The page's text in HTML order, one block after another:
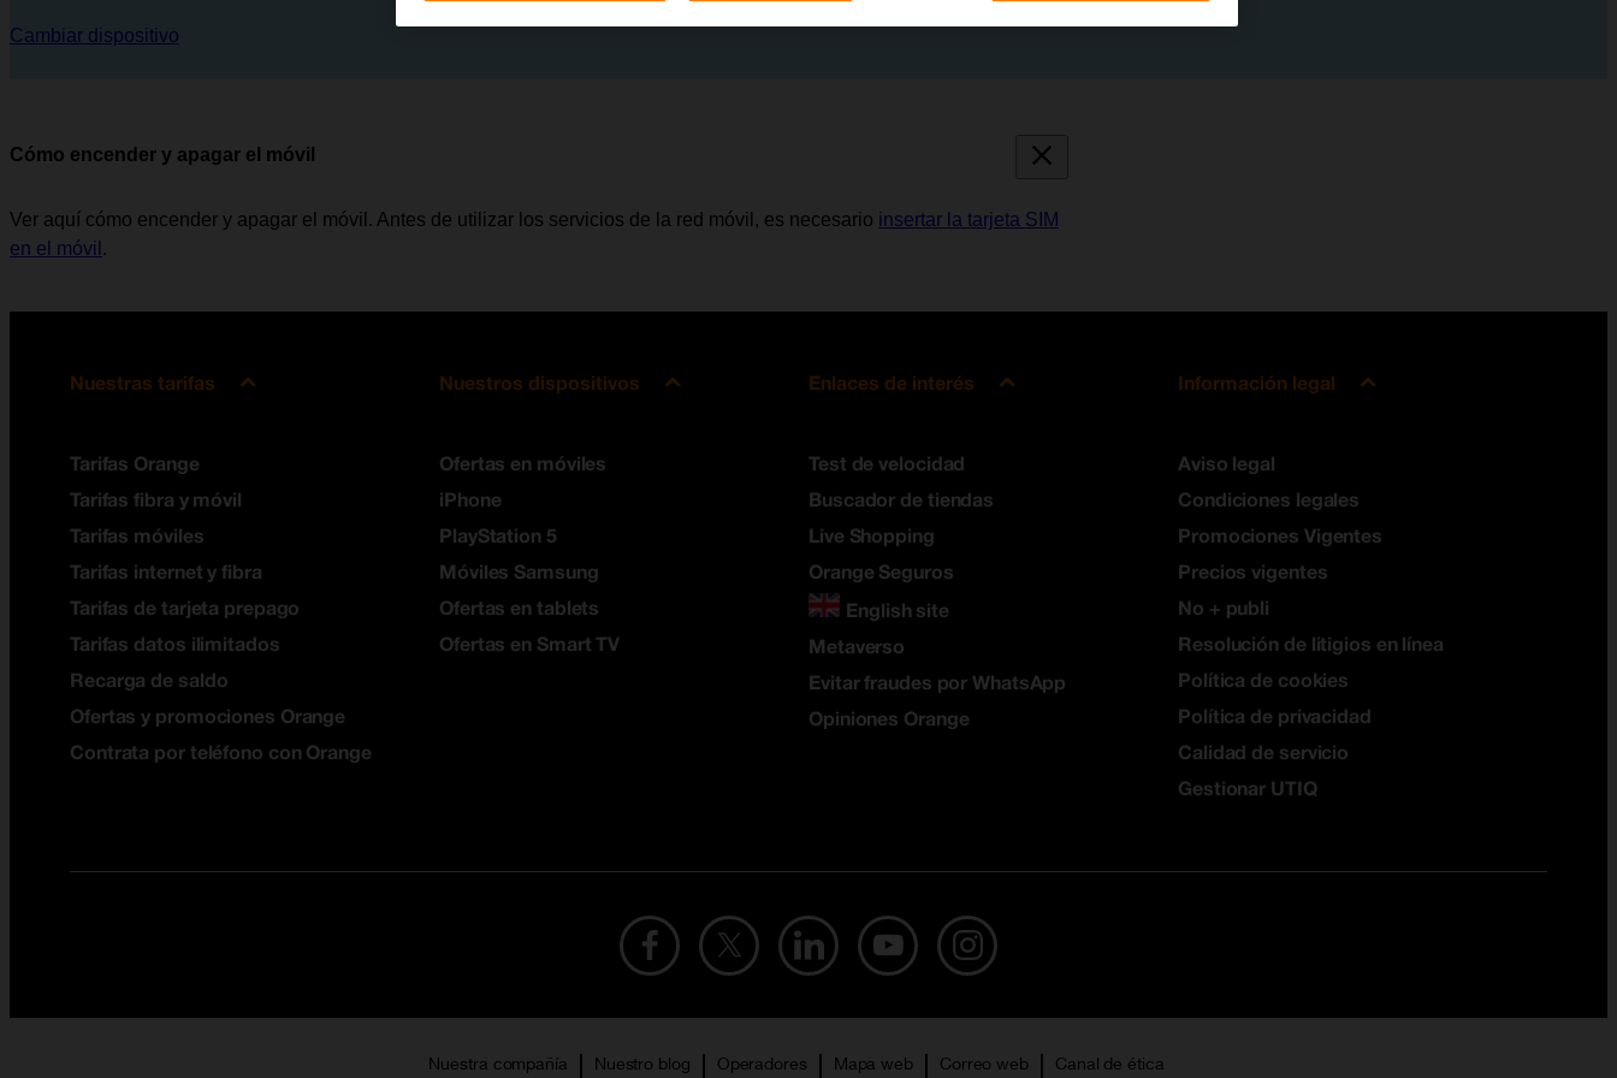
Cambiar dispositivo
Cómo encender y apagar el móvil
Ver aquí cómo encender y apagar el móvil. Antes de utilizar los servicios de la red móvil, es necesario insertar la tarjeta SIM
en el móvil .
Nuestras tarifas
Tarifas Orange
Tarifas fibra y móvil
Tarifas móviles
Tarifas internet y fibra
Tarifas de tarjeta prepago
Tarifas datos ilimitados
Recarga de saldo
Ofertas y promociones Orange
Contrata por teléfono con Orange
Nuestros dispositivos
Ofertas en móviles
iPhone
PlayStation 5
Móviles Samsung
Ofertas en tablets
Ofertas en Smart TV
Enlaces de interés
Test de velocidad
Buscador de tiendas
Live Shopping
Orange Seguros
English site
Metaverso
Evitar fraudes por WhatsApp
Opiniones Orange
Información legal
Aviso legal
Condiciones legales
Promociones Vigentes
Precios vigentes
No + publi
Resolución de litigios en línea
Política de cookies
Política de privacidad
Calidad de servicio
Gestionar UTIQ
Nuestra compañía Nuestro blog Operadores Mapa web Correo web Canal de ética